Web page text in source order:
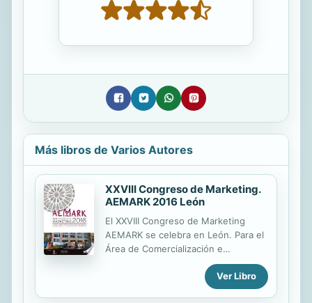
Más libros de Varios Autores
XXVIII Congreso de Marketing.
AEMARK 2016 León
El XXVIII Congreso de Marketing
AEMARK se celebra en León. Para el
Área de Comercialización e
Investigación de Mercados de la
Universidad de León constituye un
doble motivo de agradecimiento y
Ver Libro